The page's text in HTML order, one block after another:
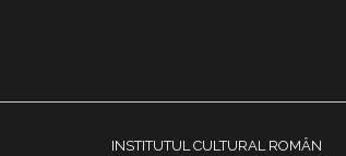
INSTITUTUL CULTURAL ROMÂN